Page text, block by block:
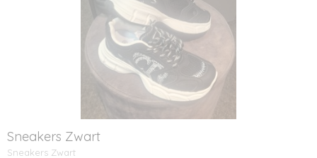
Sneakers Zwart
Sneakers Zwart